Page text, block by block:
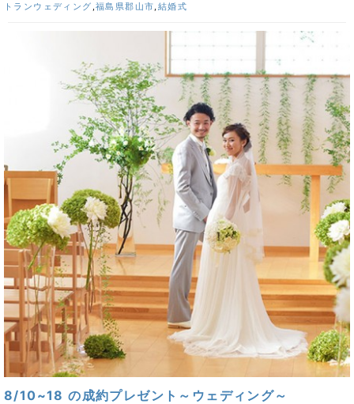
トランウェディング ,福島県郡山市, 結婚式
8/10~18 の成約プレゼント～ウェディング～